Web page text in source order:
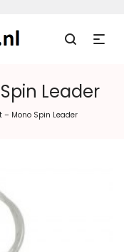
Leader
– Mono Spin Leader